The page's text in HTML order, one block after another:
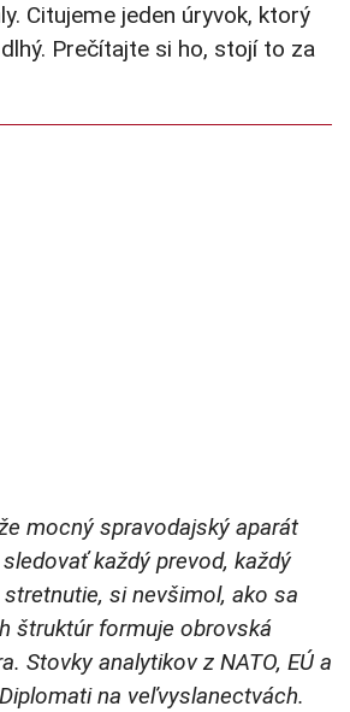
Citujeme jeden úryvok, ktorý
Prečítajte si ho, stojí to za
mocný spravodajský aparát
každý prevod, každý
si nevšimol, ako sa
štruktúr formuje obrovská
Stovky analytikov z NATO, EÚ a
na veľvyslanectvách.